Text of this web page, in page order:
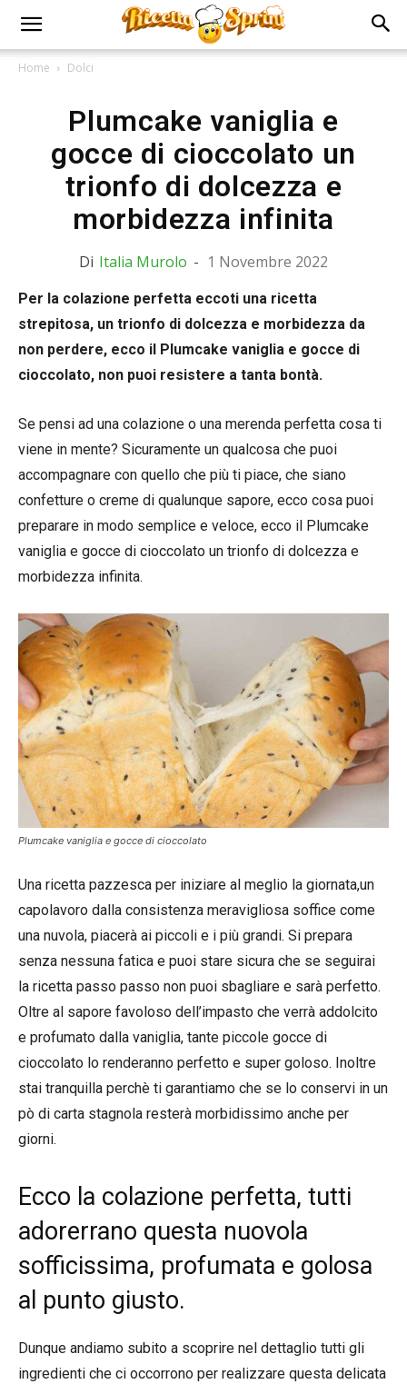
Home Dolci
Plumcake vaniglia e
gocce di cioccolato un
trionfo di dolcezza e
morbidezza infinita
Di Italia Murolo - 1 Novembre 2022
Per la colazione perfetta eccoti una ricetta
strepitosa, un trionfo di dolcezza e morbidezza da
non perdere, ecco il Plumcake vaniglia e gocce di
cioccolato, non puoi resistere a tanta bontà.
Se pensi ad una colazione o una merenda perfetta cosa ti
viene in mente? Sicuramente un qualcosa che puoi
accompagnare con quello che più ti piace, che siano
confetture o creme di qualunque sapore, ecco cosa puoi
preparare in modo semplice e veloce, ecco il Plumcake
vaniglia e gocce di cioccolato un trionfo di dolcezza e
morbidezza infinita.
Plumcake vaniglia e gocce di cioccolato
Una ricetta pazzesca per iniziare al meglio la giornata,un
capolavoro dalla consistenza meravigliosa soffice come
una nuvola, piacerà ai piccoli e i più grandi. Si prepara
senza nessuna fatica e puoi stare sicura che se seguirai
la ricetta passo passo non puoi sbagliare e sarà perfetto.
Oltre al sapore favoloso dell’impasto che verrà addolcito
e profumato dalla vaniglia, tante piccole gocce di
cioccolato lo renderanno perfetto e super goloso. Inoltre
stai tranquilla perchè ti garantiamo che se lo conservi in un
pò di carta stagnola resterà morbidissimo anche per
giorni.
Ecco la colazione perfetta, tutti
adorerrano questa nuovola
sofficissima, profumata e golosa
al punto giusto.
Dunque andiamo subito a scoprire nel dettaglio tutti gli
ingredienti che ci occorrono per realizzare questa delicata